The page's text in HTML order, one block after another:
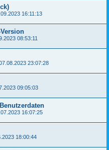
16:11:13
08:53:11
23:07:28
09:05:03
16:07:25
18:00:44